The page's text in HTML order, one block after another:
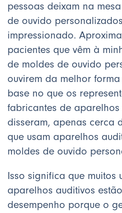
pessoas deixam na
de ouvido
impressionado.
pacientes que vêm à
de moldes de ouvido
ouvirem da melhor
base no que os
fabricantes de aparelhos
disseram, apenas cerca
que usam aparelhos
moldes de ouvido
Isso significa que muitos
aparelhos auditivos
desempenho porque o